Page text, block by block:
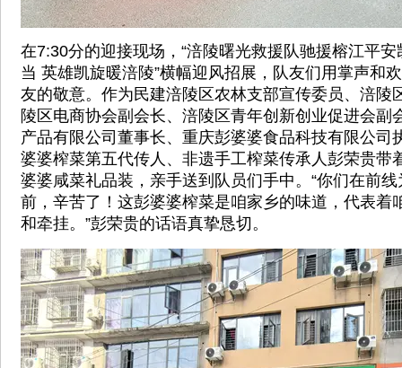
在7:30分的迎接现场，“涪陵曙光救援队驰援榕江平安
当 英雄凯旋暖涪陵”横幅迎风招展，队友们用掌声和
友的敬意。作为民建涪陵区农林支部宣传委员、涪陵
陵区电商协会副会长、涪陵区青年创新创业促进会副
产品有限公司董事长、重庆彭婆婆食品科技有限公司
婆婆榨菜第五代传人、非遗手工榨菜传承人彭荣贵带
婆婆咸菜礼品装，亲手送到队员们手中。“你们在前
前，辛苦了！这彭婆婆榨菜是咱家乡的味道，代表着
和牵挂。”彭荣贵的话语真挚恳切。